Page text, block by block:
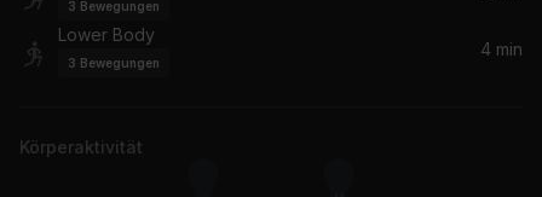
3 Bewegungen
Lower Body
3 Bewegungen
4 min
Körperaktivität